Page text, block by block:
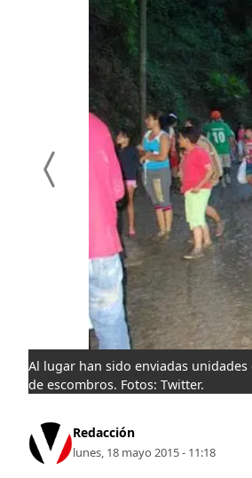
Al lugar han sido enviadas
de escombros. Fotos: Twitter.
Redacción
lunes, 18 mayo 2015 - 11:18